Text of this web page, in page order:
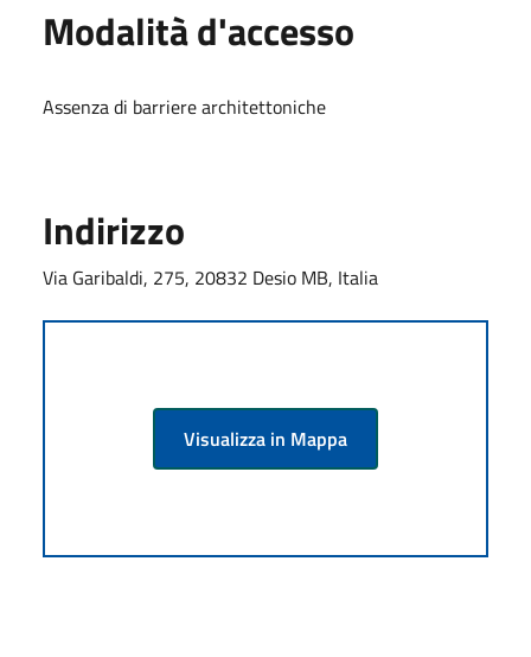
Modalità d'accesso
Assenza di barriere architettoniche
Indirizzo
Via Garibaldi, 275, 20832 Desio MB, Italia
Visualizza in Mappa